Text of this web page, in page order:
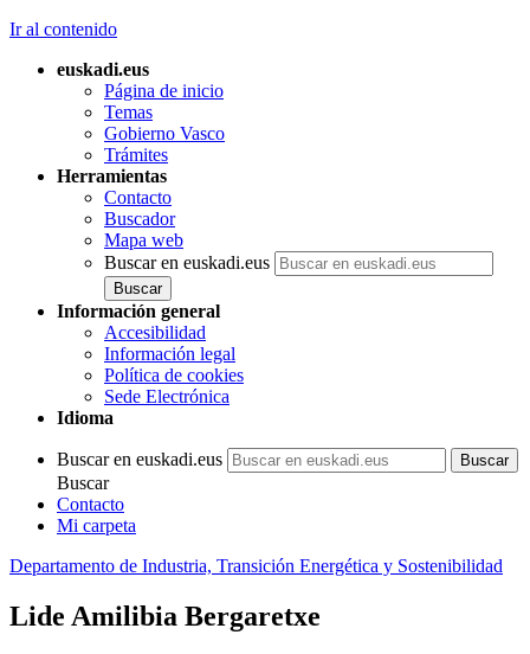
Ir al contenido
euskadi.eus
Página de inicio
Temas
Gobierno Vasco
Trámites
Herramientas
Contacto
Buscador
Mapa web
Buscar en euskadi.eus
Información general
Accesibilidad
Información legal
Política de cookies
Sede Electrónica
Idioma
Buscar en euskadi.eus
Buscar
Contacto
Mi carpeta
Departamento de Industria, Transición Energética y Sostenibilidad
Lide Amilibia Bergaretxe